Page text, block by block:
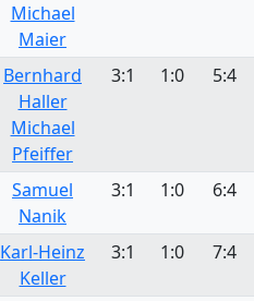
Michael
Maier
Bernhard
Haller
Michael
Pfeiffer
3:1 1:0 5:4
Samuel
Nanik
3:1 1:0 6:4
Karl-Heinz
Keller
3:1 1:0 7:4